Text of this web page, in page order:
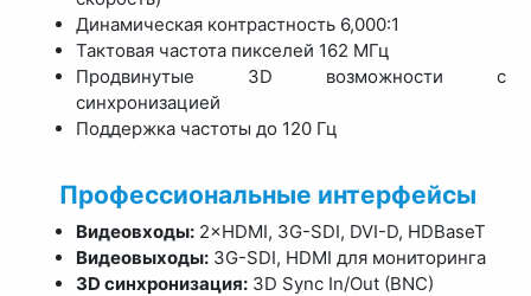
Динамическая контрастность 6,000:1
Тактовая частота пикселей 162 МГц
Продвинутые 3D возможности с
синхронизацией
Поддержка частоты до 120 Гц
Профессиональные интерфейсы
Видеовходы:2×HDMI, 3G-SDI, DVI-D, HDBaseT
Видеовыходы:3G-SDI, HDMI для мониторинга
3D синхронизация:3D Sync In/Out (BNC)